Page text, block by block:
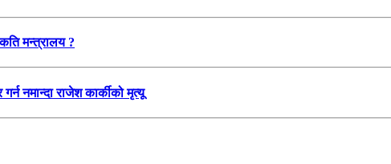
मन्त्रालय ?
नमान्दा राजेश कार्कीको मृत्यू